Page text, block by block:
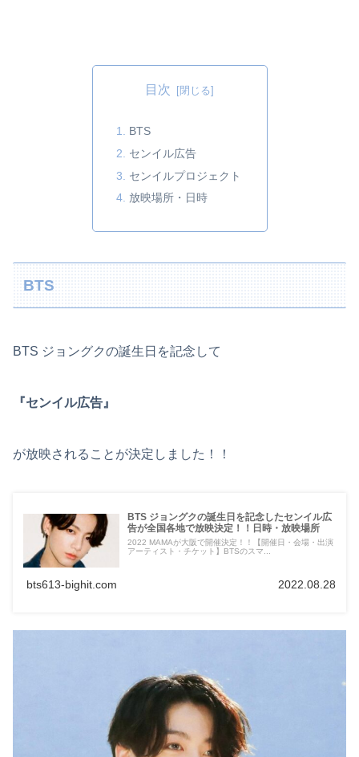
目次
BTS
センイル広告
センイルプロジェクト
放映場所・日時
BTS
BTS ジョングクの誕生日を記念して
『センイル広告』
が放映されることが決定しました！！
BTS ジョングクの誕生日を記念したセンイル広
告が全国各地で放映決定！！日時・放映場所
2022 MAMAが大阪で開催決定！！【開催日・会場・出演
アーティスト・チケット】BTSのスマ...
bts613-bighit.com 2022.08.28